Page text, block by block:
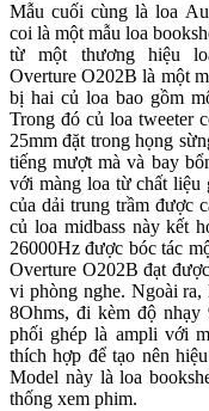
Mẫu cuối cùng là loa
coi là một mẫu loa
từ một thương hiệu
Overture O202B là một
bị hai củ loa bao gồm
Trong đó củ loa tweeter
25mm đặt trong họng
tiếng mượt mà và bay
với màng loa từ chất liệu
của dải trung trầm được
củ loa midbass này kết
26000Hz được bóc tác
Overture O202B đạt
vi phòng nghe. Ngoài
8Ohms, đi kèm độ
phối ghép là ampli với
thích hợp để tạo nên
Model này là loa
thống xem phim.